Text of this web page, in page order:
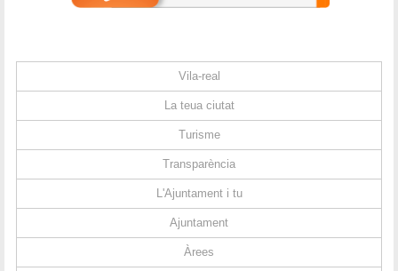
Vila-real
La teua ciutat
Turisme
Transparència
L'Ajuntament i tu
Ajuntament
Àrees